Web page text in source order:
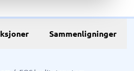
Sammenligninger